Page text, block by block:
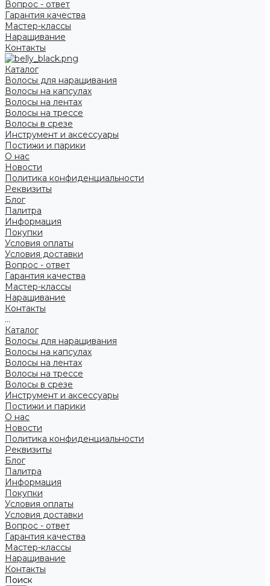
Вопрос - ответ
Гарантия качества
Мастер-классы
Наращивание
Контакты
Каталог
Волосы для наращивания
Волосы на капсулах
Волосы на лентах
Волосы на трессе
Волосы в срезе
Инструмент и аксессуары
Постижи и парики
О нас
Новости
Политика конфиденциальности
Реквизиты
Блог
Палитра
Информация
Покупки
Условия оплаты
Условия доставки
Вопрос - ответ
Гарантия качества
Мастер-классы
Наращивание
Контакты
...
Каталог
Волосы для наращивания
Волосы на капсулах
Волосы на лентах
Волосы на трессе
Волосы в срезе
Инструмент и аксессуары
Постижи и парики
О нас
Новости
Политика конфиденциальности
Реквизиты
Блог
Палитра
Информация
Покупки
Условия оплаты
Условия доставки
Вопрос - ответ
Гарантия качества
Мастер-классы
Наращивание
Контакты
Поиск